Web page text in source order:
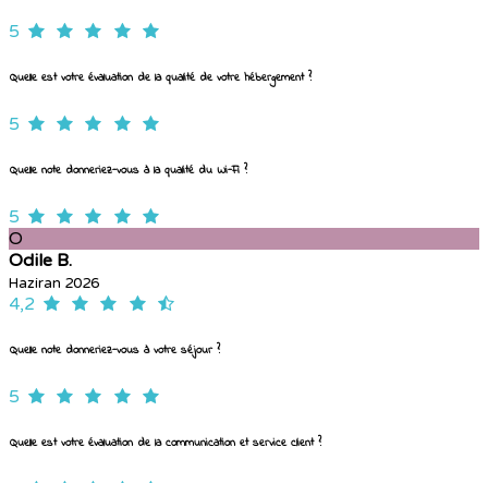
5
Quelle est votre évaluation de la qualité de votre hébergement ?
5
Quelle note donneriez-vous à la qualité du Wi-Fi ?
5
O
Odile B.
Haziran 2026
4,2
Quelle note donneriez-vous à votre séjour ?
5
Quelle est votre évaluation de la communication et service client ?